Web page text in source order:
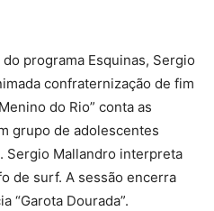
do programa Esquinas, Sergio
confraternização de fim
do Rio” conta as
grupo de adolescentes
Sergio Mallandro interpreta
de surf. A sessão encerra
“Garota Dourada”.